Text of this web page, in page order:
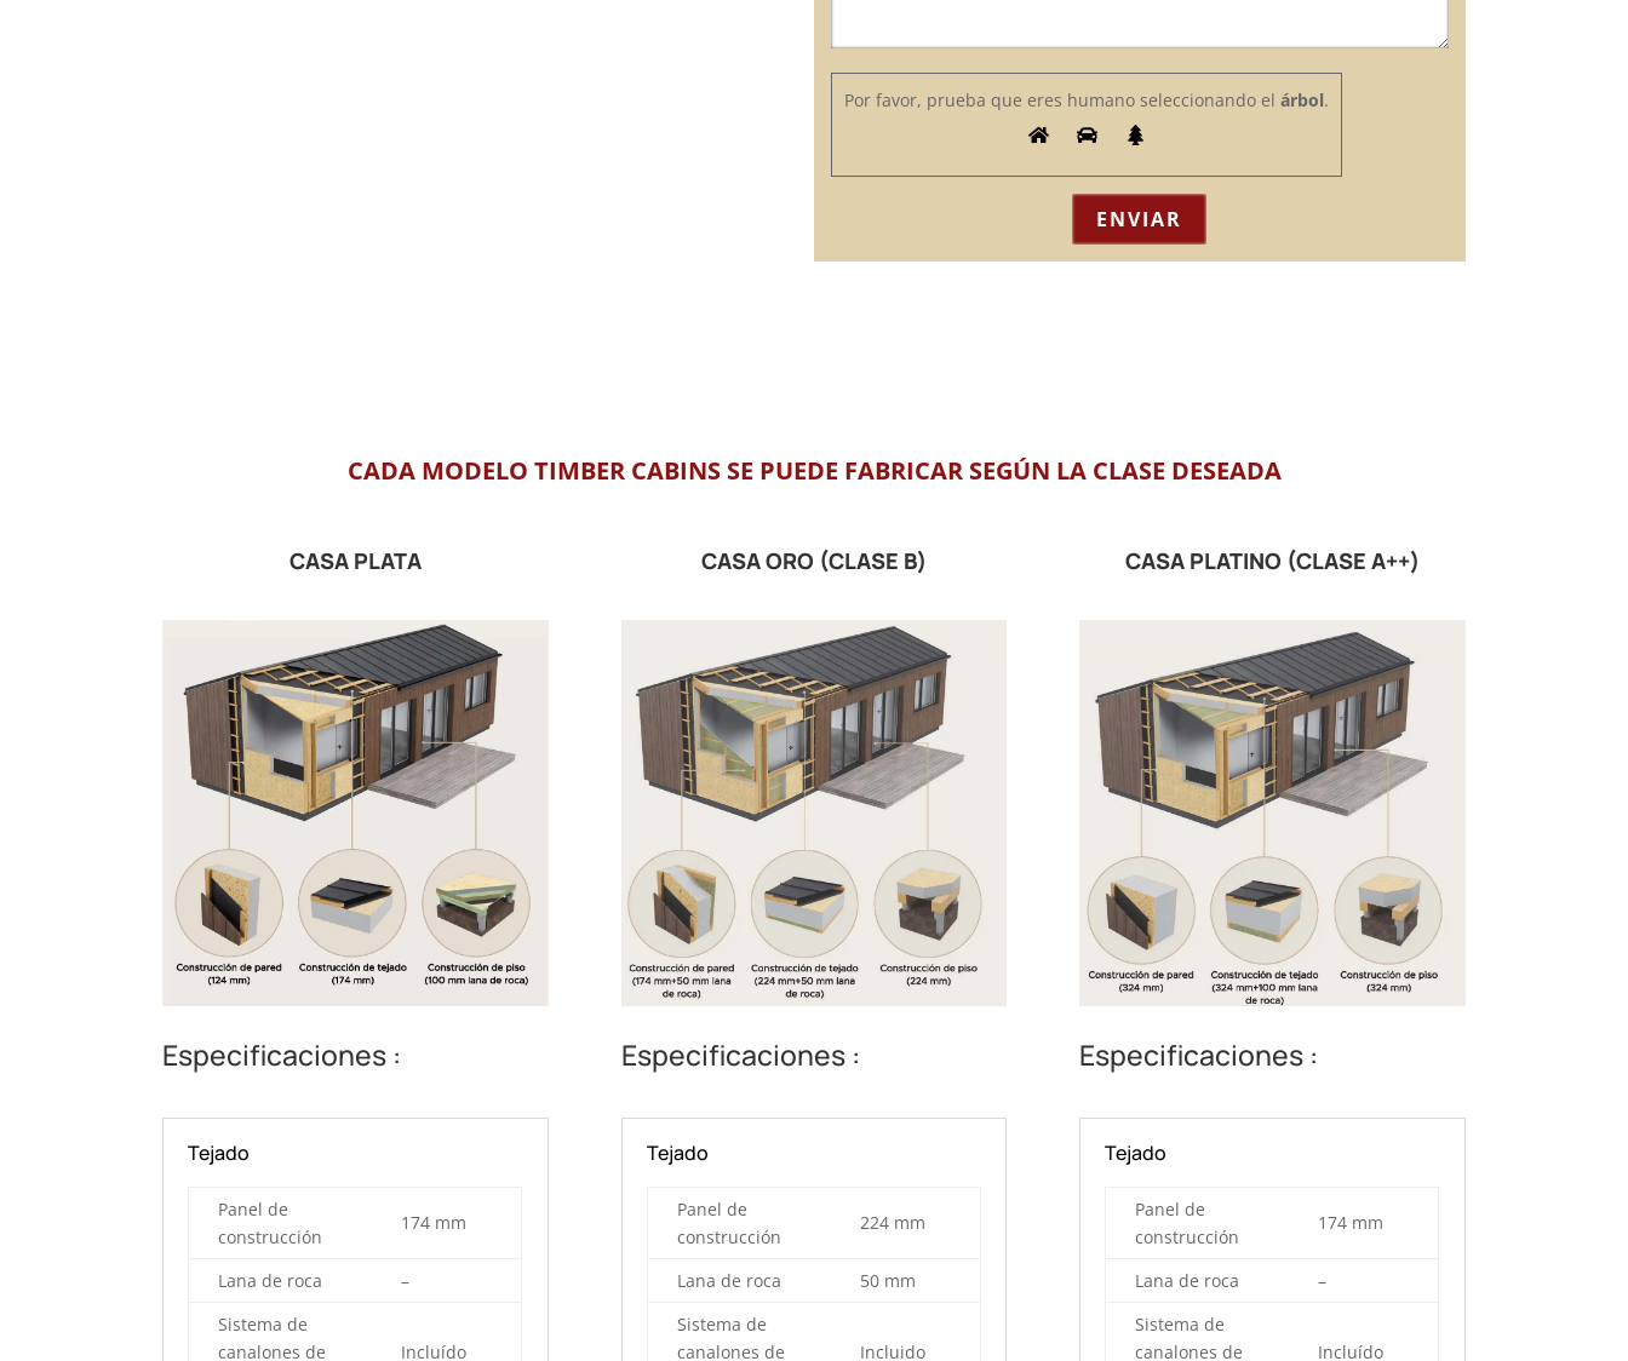
Por favor, prueba que eres humano seleccionando el árbol.
CADA MODELO TIMBER CABINS SE PUEDE FABRICAR SEGÚN LA CLASE DESEADA
CASA PLATA
Especificaciones :
Tejado
Panel de
construcción
174 mm
Lana de roca
–
Sistema de
canalones de
Incluído
CASA ORO (CLASE B)
Especificaciones :
Tejado
Panel de
construcción
224 mm
Lana de roca
50 mm
Sistema de
canalones de
Incluido
CASA PLATINO (CLASE A++)
Especificaciones :
Tejado
Panel de
construcción
174 mm
Lana de roca
–
Sistema de
canalones de
Incluído